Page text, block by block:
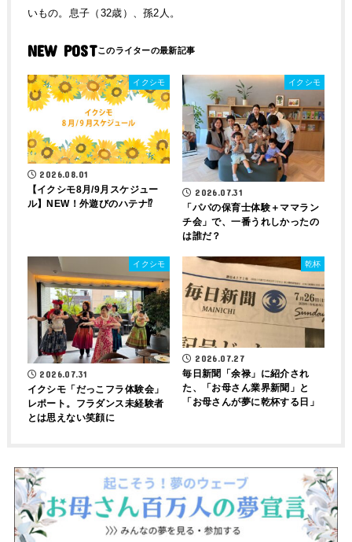
いもの。息子（32歳）、孫2人。
NEW POST
イクシモ
2026.08.01
【イクシモ8月/9月スケジュー
ル】NEW！外遊びのハテナ⁉
イクシモ
2026.07.31
「パパの保育士体験＋ママラン
チ会」で、一番うれしかったの
は誰だ？
イクシモ
2026.07.31
イクシモ「だっこフラ体験会」
レポート。フラダンス未経験者
とは思えない笑顔に
乾杯
2026.07.27
毎日新聞「余禄」に紹介され
た、「お母さん業界新聞」と
「お母さんが夢に乾杯する日」